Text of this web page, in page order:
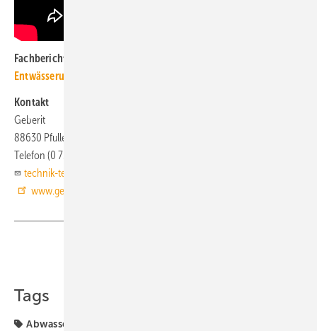
Fachberichte mit ähnlichen Themen bündelt das
Entwässerung
Kontakt
Geberit
88630 Pfullendorf
Telefon (0 75 52) 9 34 10 11
technik-telefon@geberit.com
www.geberit.de
Tags
Abwasser